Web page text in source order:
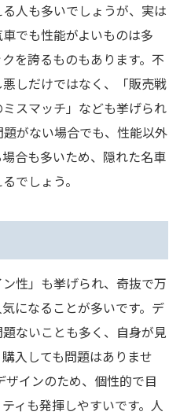
人も多いでしょうが、実は
でも性能がよいものは多
を誇るものもあります。不
しだけではなく、「販売戦
スマッチ」なども挙げられ
がない場合でも、性能以外
合も多いため、隠れた名車
でしょう。
性」も挙げられ、奇抜で万
になることが多いです。デ
ないことも多く、自身が見
入しても問題はありませ
インのため、個性的で目
ィも発揮しやすいです。人